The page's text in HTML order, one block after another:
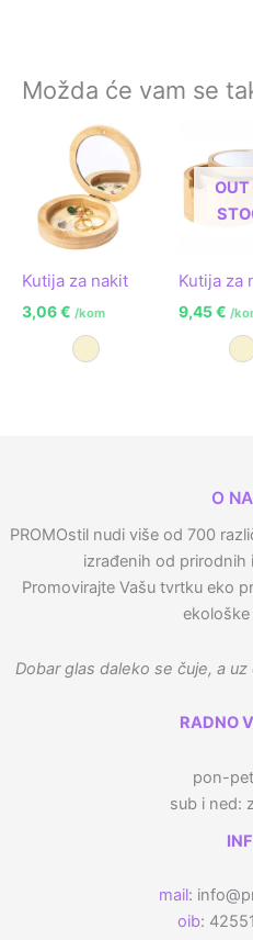
Možda će vam se
Kutija za nakit
3,06€ /kom
Prirodna
OUT
Kutija za
9,45€ /
O
PROMOstil nudi više od 700
izrađenih od prirodnih
Promovirajte Vašu tvrtku eko
ekološke
Dobar glas daleko se čuje, a
RADNO
pon-
sub i ned:
mail:
oib: